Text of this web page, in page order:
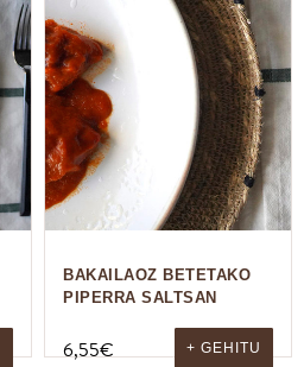
BAKAILAOZ BETETAKO
PIPERRA SALTSAN
6,55€ + GEHITU